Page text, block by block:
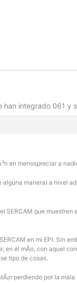
han integrado 061 y
en menospreciar a
manera) a nivel
que
en mi EPI. Sin
el mÃ­o, con aquel
tipo de cosas.
perdiendo por la